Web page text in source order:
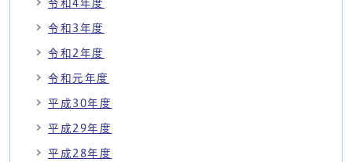
令和4年度
令和3年度
令和2年度
令和元年度
平成30年度
平成29年度
平成28年度